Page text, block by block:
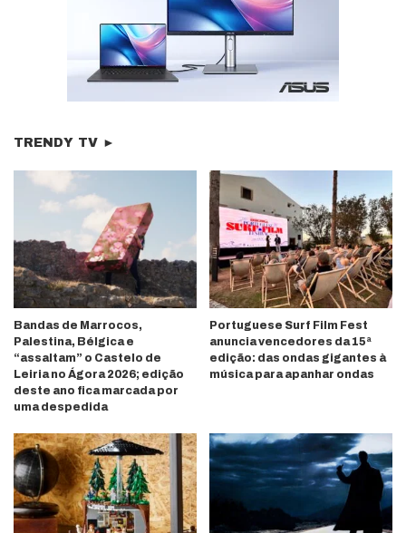
TRENDY TV ►
Bandas de Marrocos,
Palestina, Bélgica e
“assaltam” o Castelo de
Leiria no Ágora 2026; edição
deste ano fica marcada por
uma despedida
Portuguese Surf Film Fest
anuncia vencedores da 15ª
edição: das ondas gigantes à
música para apanhar ondas